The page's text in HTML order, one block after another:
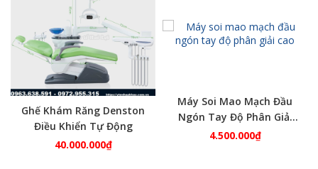
Ghế Khám Răng Denston
Điều Khiển Tự Động
40.000.000₫
Máy Soi Mao Mạch Đầu
Ngón Tay Độ Phân Giải
Cao
4.500.000₫